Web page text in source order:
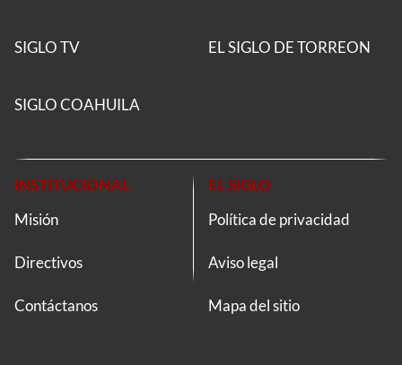
SIGLO TV EL SIGLO DE TORREON
SIGLO COAHUILA
INSTITUCIONAL
Misión
Directivos
Contáctanos
EL SIGLO
Política de privacidad
Aviso legal
Mapa del sitio